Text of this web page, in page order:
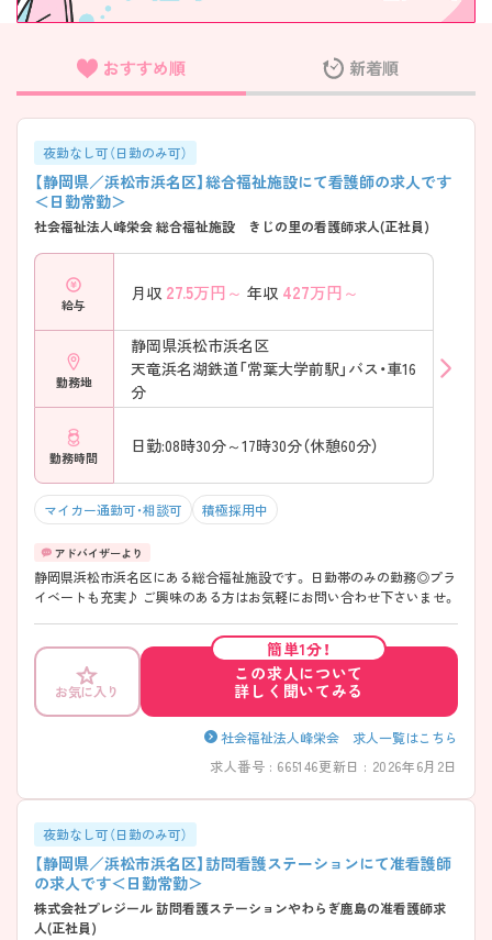
フリーワード検索
おすすめ順 新着順
夜勤なし可（日勤のみ可）
【静岡県／浜松市浜名区】総合福祉施設にて看護師の求人です
＜日勤常勤＞
社会福祉法人峰栄会 総合福祉施設 きじの里の看護師求人(正社員)
給与
月収 27.5万円～ 年収 427万円～
勤務地
静岡県浜松市浜名区
天竜浜名湖鉄道「常葉大学前駅」バス・車16
分
勤務時間
日勤:08時30分～17時30分（休憩60分）
マイカー通勤可・相談可 積極採用中
静岡県浜松市浜名区にある総合福祉施設です。 日勤帯のみの勤務◎プラ
イベートも充実♪ ご興味のある方はお気軽にお問い合わせ下さいませ。
お気に入り
簡単1分！
この求人について
詳しく聞いてみる
社会福祉法人峰栄会 求人一覧はこちら
求人番号 : 665146更新日 : 2026年6月2日
夜勤なし可（日勤のみ可）
【静岡県／浜松市浜名区】訪問看護ステーションにて准看護師
の求人です＜日勤常勤＞
株式会社プレジール 訪問看護ステーションやわらぎ鹿島の准看護師求
人(正社員)